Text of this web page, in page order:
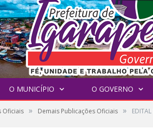
O MUNICÍPIO O GOVERNO
Oficiais » Demais Publicações Oficiais »